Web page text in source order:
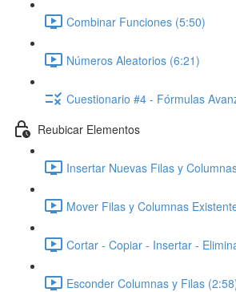
Combinar Funciones (5:50)
Números Aleatorios (6:21)
Cuestionario #4 - Fórmulas
Reubicar Elementos
Insertar Nuevas Filas y
Mover Filas y Columnas
Cortar - Copiar - Insertar -
Esconder Columnas y Filas